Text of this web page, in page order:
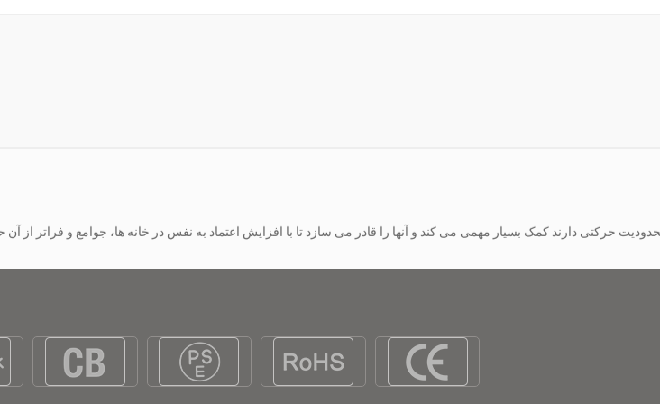
ویلچرهای برقی تعداد افراد را در طول روز تغییر داده است. به عنوان یک تولید کننده عمده
ویلچرهای برقی تعداد افراد را در طول روز تغییر داده است. به عنوان یک تولید کننده عمده